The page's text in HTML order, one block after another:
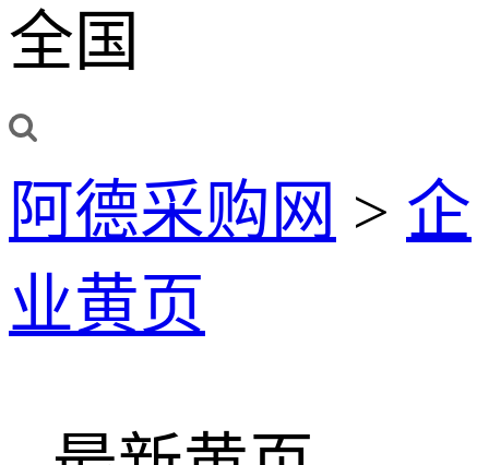
全国
阿德采购网 > 企
业黄页